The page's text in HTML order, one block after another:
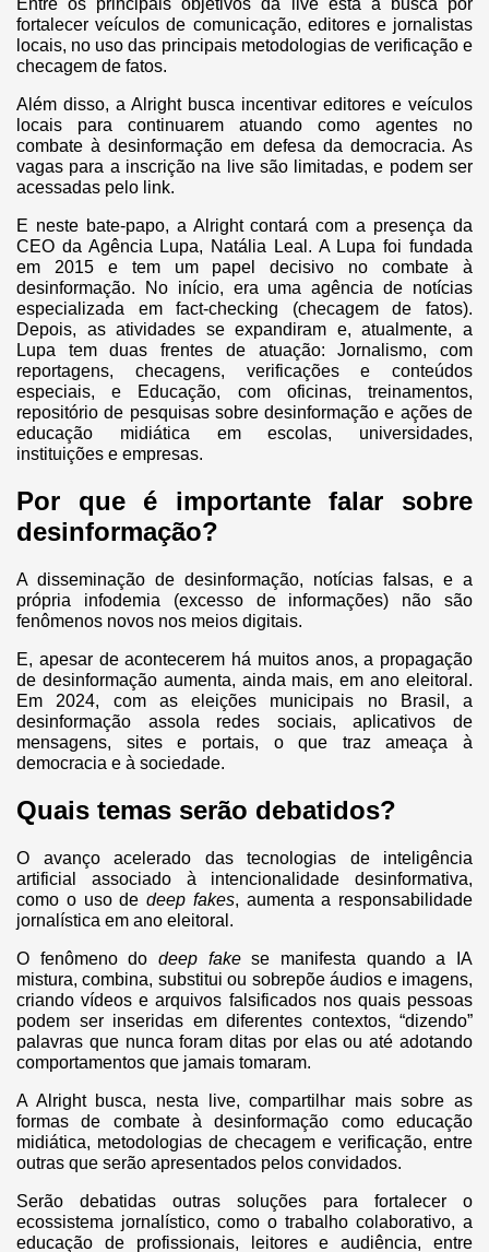
Entre os principais objetivos da live está a busca por
fortalecer veículos de comunicação, editores e jornalistas
locais, no uso das principais metodologias de verificação e
checagem de fatos.
Além disso, a Alright busca incentivar editores e veículos
locais para continuarem atuando como agentes no
combate à desinformação em defesa da democracia. As
vagas para a inscrição na live são limitadas, e podem ser
acessadas pelo link.
E neste bate-papo, a Alright contará com a presença da
CEO da Agência Lupa, Natália Leal. A Lupa foi fundada
em 2015 e tem um papel decisivo no combate à
desinformação. No início, era uma agência de notícias
especializada em fact-checking (checagem de fatos).
Depois, as atividades se expandiram e, atualmente, a
Lupa tem duas frentes de atuação: Jornalismo, com
reportagens, checagens, verificações e conteúdos
especiais, e Educação, com oficinas, treinamentos,
repositório de pesquisas sobre desinformação e ações de
educação midiática em escolas, universidades,
instituições e empresas.
Por que é importante falar sobre
desinformação?
A disseminação de desinformação, notícias falsas, e a
própria infodemia (excesso de informações) não são
fenômenos novos nos meios digitais.
E, apesar de acontecerem há muitos anos, a propagação
de desinformação aumenta, ainda mais, em ano eleitoral.
Em 2024, com as eleições municipais no Brasil, a
desinformação assola redes sociais, aplicativos de
mensagens, sites e portais, o que traz ameaça à
democracia e à sociedade.
Quais temas serão debatidos?
O avanço acelerado das tecnologias de inteligência
artificial associado à intencionalidade desinformativa,
como o uso de deep fakes, aumenta a responsabilidade
jornalística em ano eleitoral.
O fenômeno do deep fakese manifesta quando a IA
mistura, combina, substitui ou sobrepõe áudios e imagens,
criando vídeos e arquivos falsificados nos quais pessoas
podem ser inseridas em diferentes contextos, “dizendo”
palavras que nunca foram ditas por elas ou até adotando
comportamentos que jamais tomaram.
A Alright busca, nesta live, compartilhar mais sobre as
formas de combate à desinformação como educação
midiática, metodologias de checagem e verificação, entre
outras que serão apresentados pelos convidados.
Serão debatidas outras soluções para fortalecer o
ecossistema jornalístico, como o trabalho colaborativo, a
educação de profissionais, leitores e audiência, entre